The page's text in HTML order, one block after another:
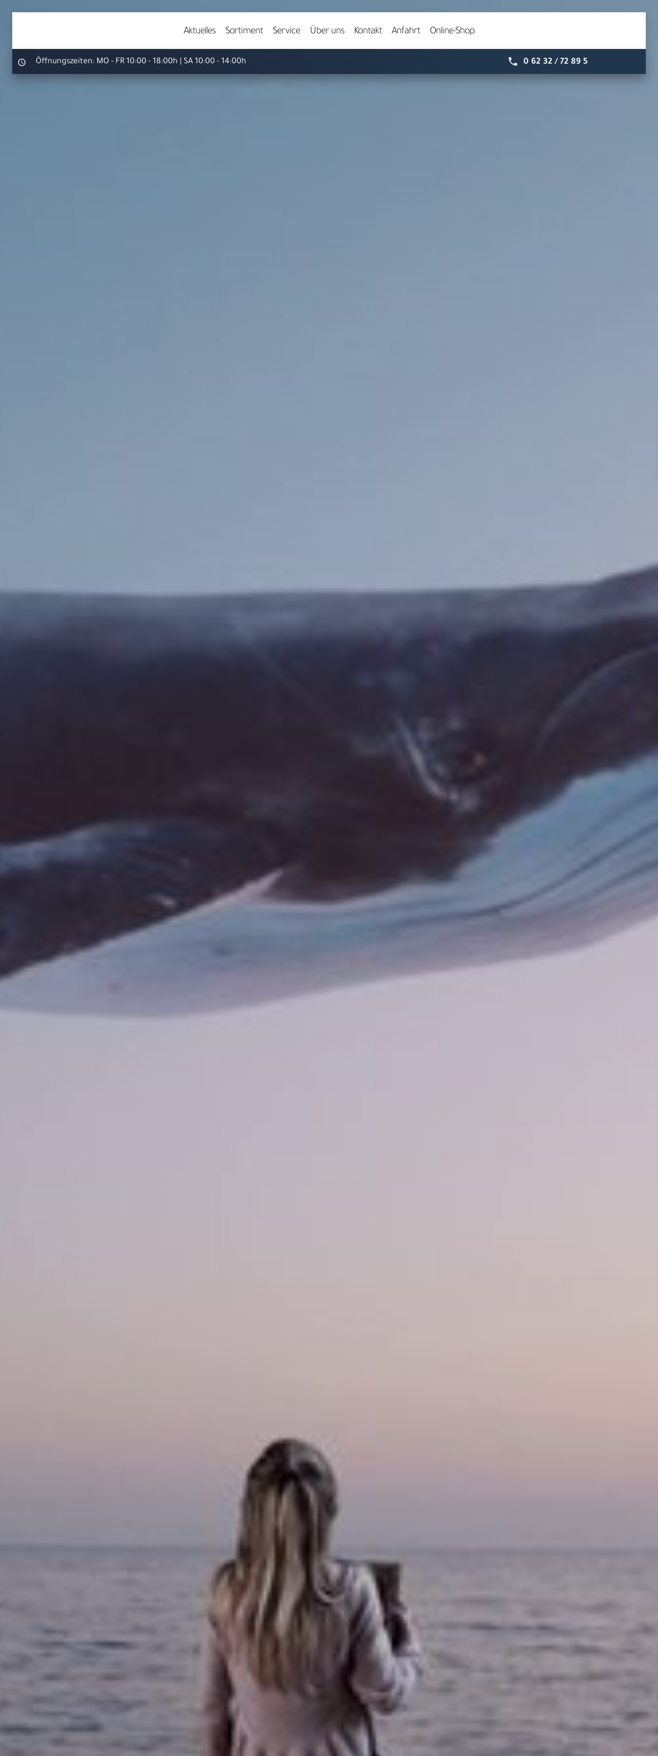
Aktuelles Sortiment Service Über uns Kontakt Anfahrt Online-Shop
Öffnungszeiten: MO - FR 10:00 - 18:00h | SA 10:00 - 14:00h 0 62 32 / 72 89 5
Video starten